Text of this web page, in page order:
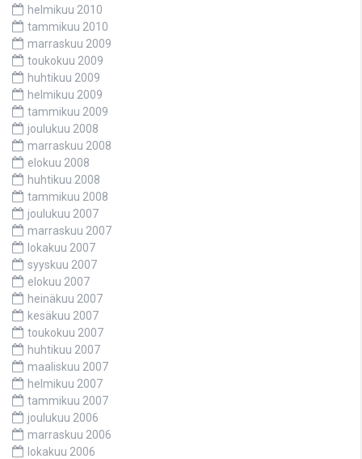
helmikuu 2010
tammikuu 2010
marraskuu 2009
toukokuu 2009
huhtikuu 2009
helmikuu 2009
tammikuu 2009
joulukuu 2008
marraskuu 2008
elokuu 2008
huhtikuu 2008
tammikuu 2008
joulukuu 2007
marraskuu 2007
lokakuu 2007
syyskuu 2007
elokuu 2007
heinäkuu 2007
kesäkuu 2007
toukokuu 2007
huhtikuu 2007
maaliskuu 2007
helmikuu 2007
tammikuu 2007
joulukuu 2006
marraskuu 2006
lokakuu 2006